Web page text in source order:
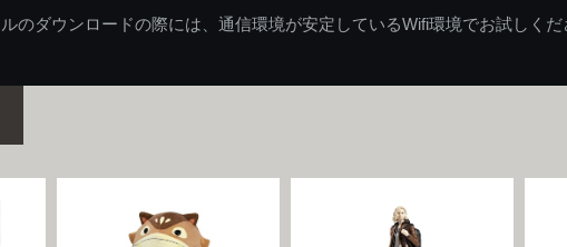
のダウンロードの際には、通信環境が安定しているWifi環境でお試しくだ